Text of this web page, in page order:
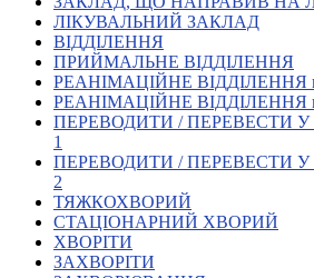
Постаті в УТОГ
Все про УТОГ: ваші права,
Важлива інформація
Благодійні справи
Історія глухих
Коронавірус
Брифінги
Офіційна інформація
Про УТОГ
Керівництво УТОГ
Громадські ради УТОГ ⩺
ЛІКУВАЛЬНИЙ ЗАКЛАД
ВІДДІЛЕННЯ
ПРИЙМАЛЬНЕ ВІДДІЛЕННЯ
РЕАНІМАЦІЙНЕ ВІДДІЛЕННЯ
РЕАНІМАЦІЙНЕ ВІДДІЛЕННЯ
ПЕРЕВОДИТИ / ПЕРЕВЕСТИ У
1
ПЕРЕВОДИТИ / ПЕРЕВЕСТИ У
2
ТЯЖКОХВОРИЙ
СТАЦІОНАРНИЙ ХВОРИЙ
ХВОРІТИ
ЗАХВОРІТИ